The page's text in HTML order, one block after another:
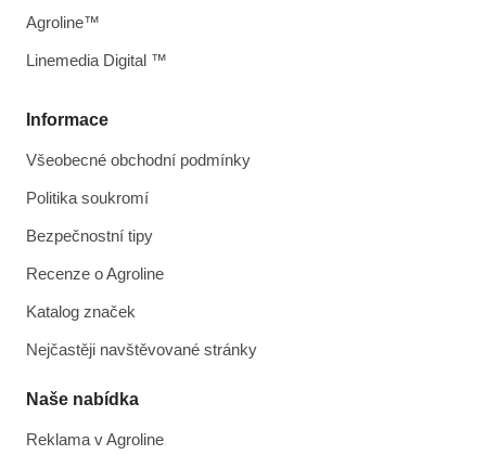
Informace
Všeobecné obchodní podmínky
Politika soukromí
Bezpečnostní tipy
Recenze o Agroline
Katalog značek
Nejčastěji navštěvované stránky
Naše nabídka
Reklama v Agroline
Agroline™
Linemedia Digital ™